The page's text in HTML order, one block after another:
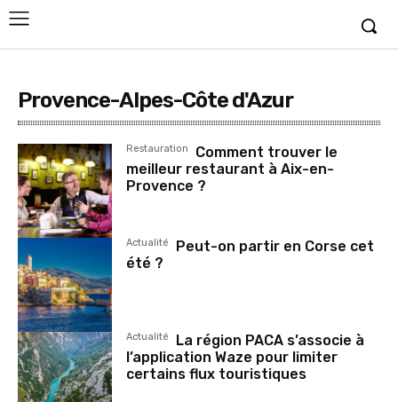
Provence-Alpes-Côte d'Azur
Restauration
Comment trouver le
meilleur restaurant à Aix-en-
Provence ?
Actualité
Peut-on partir en Corse cet
été ?
Actualité
La région PACA s’associe à
l’application Waze pour limiter
certains flux touristiques